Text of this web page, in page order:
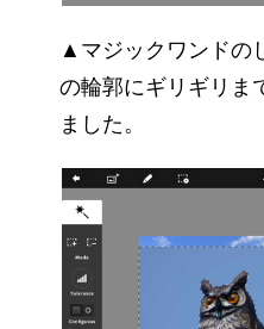
▲マジックワンドの
の輪郭にギリギリま
ました。